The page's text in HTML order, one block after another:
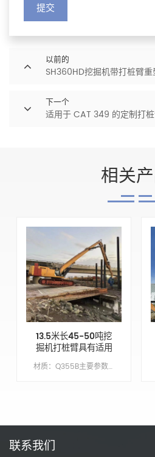
提交
以前的
SH360HD挖掘机带打桩臂
下一个
适用于 CAT 349 的定制打
相关
13.5米长45-50吨挖
掘机打桩臂具有适用
于Cat350的打桩深
度 材质：Q355B主要参数模型CAT350动臂长度9.6M臂长4.2米锤头臂XM手臂油缸类型外贸类型（国外）配重X吨
联系我们